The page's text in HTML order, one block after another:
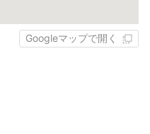
Googleマップで開く